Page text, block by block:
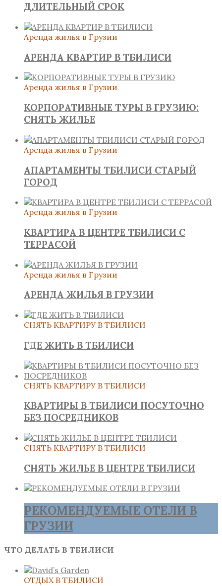
ДЛИТЕЛЬНЫЙ СРОК
Аренда жилья в Грузии
АРЕНДА КВАРТИР В ТБИЛИСИ
Аренда жилья в Грузии
КОРПОРАТИВНЫЕ ТУРЫ В ГРУЗИЮ:
СНЯТЬ ЖИЛЬЕ
Аренда жилья в Грузии
АПАРТАМЕНТЫ ТБИЛИСИ СТАРЫЙ
ГОРОД
Аренда жилья в Грузии
КВАРТИРА В ЦЕНТРЕ ТБИЛИСИ С
ТЕРРАСОЙ
Аренда жилья в Грузии
АРЕНДА ЖИЛЬЯ В ГРУЗИИ
СНЯТЬ КВАРТИРУ В ТБИЛИСИ
ГДЕ ЖИТЬ В ТБИЛИСИ
СНЯТЬ КВАРТИРУ В ТБИЛИСИ
КВАРТИРЫ В ТБИЛИСИ ПОСУТОЧНО
БЕЗ ПОСРЕДНИКОВ
СНЯТЬ КВАРТИРУ В ТБИЛИСИ
СНЯТЬ ЖИЛЬЕ В ЦЕНТРЕ ТБИЛИСИ
РЕКОМЕНДУЕМЫЕ ОТЕЛИ В
ГРУЗИИ
ЧТО ДЕЛАТЬ В ТБИЛИСИ
ОТДЫХ В ТБИЛИСИ